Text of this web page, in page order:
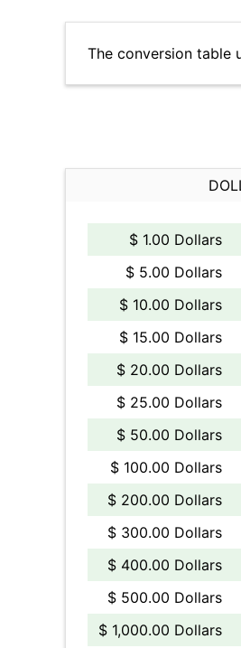
The conversion table
$ 1.00 Dollars
$ 5.00 Dollars
$ 10.00 Dollars
$ 15.00 Dollars
$ 20.00 Dollars
$ 25.00 Dollars
$ 50.00 Dollars
$ 100.00 Dollars
$ 200.00 Dollars
$ 300.00 Dollars
$ 400.00 Dollars
$ 500.00 Dollars
$ 1,000.00 Dollars